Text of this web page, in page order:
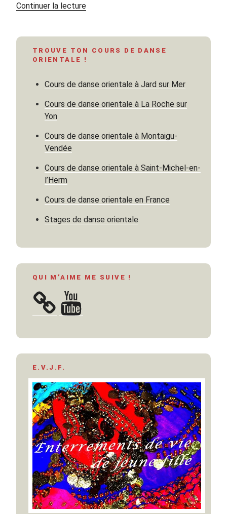
Continuer la lecturede
la
TROUVE TON COURS DE DANSE
ORIENTALE !
Cours de danse orientale à Jard sur Mer
Cours de danse orientale à La Roche sur
Yon
Cours de danse orientale à Montaigu-
Vendée
Cours de danse orientale à Saint-Michel-en-
l’Herm
Cours de danse orientale en France
Stages de danse orientale
QUI M’AIME ME SUIVE !
YouTube
E.V.J.F.